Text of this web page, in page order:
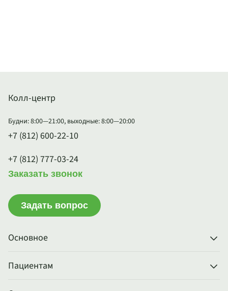
Основное
Пациентам
Колл-центр
Будни: 8:00—21:00, выходные: 8:00—20:00
+7 (812) 600-22-10
+7 (812) 777-03-24
Заказать звонок
Задать вопрос